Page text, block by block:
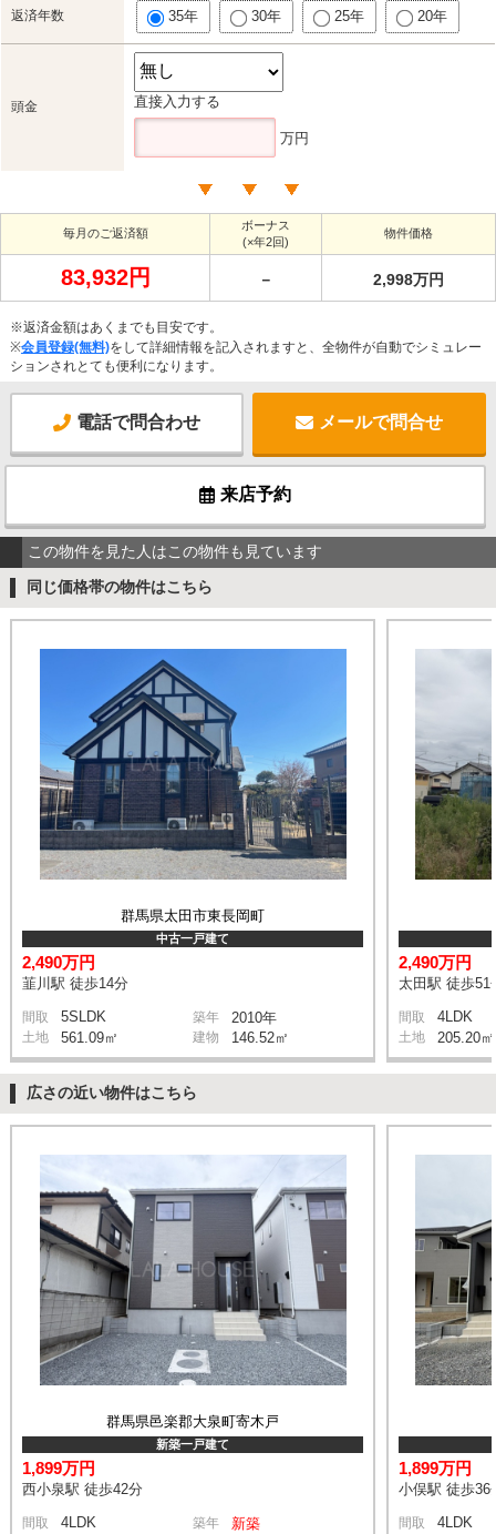
返済年数 35年 30年 25年 20年
頭金 直接入力する
万円
毎月のご返済額
ボーナス
(×年2回)
物件価格
83,932円 － 2,998万円
※返済金額はあくまでも目安です。
※会員登録(無料)をして詳細情報を記入されますと、全物件が自動でシミュレー
ションされとても便利になります。
電話で問合わせ メールで問合せ
来店予約
この物件を見た人はこの物件も見ています
同じ価格帯の物件はこちら
群馬県太田市東長岡町
中古一戸建て
2,490万円
韮川駅 徒歩14分
間取 5SLDK 築年 2010年
土地 561.09㎡ 建物 146.52㎡
2,490万円
太田駅 徒歩51
間取 4LDK
土地 205.20㎡
広さの近い物件はこちら
群馬県邑楽郡大泉町寄木戸
新築一戸建て
1,899万円
西小泉駅 徒歩42分
間取 4LDK 築年 新築
1,899万円
小俣駅 徒歩36
間取 4LDK